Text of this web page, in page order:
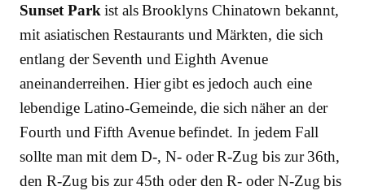
Sunset Park ist als Brooklyns Chinatown bekannt,
mit asiatischen Restaurants und Märkten, die sich
entlang der Seventh und Eighth Avenue
aneinanderreihen. Hier gibt es jedoch auch eine
lebendige Latino-Gemeinde, die sich näher an der
Fourth und Fifth Avenue befindet. In jedem Fall
sollte man mit dem D-, N- oder R-Zug bis zur 36th,
den R-Zug bis zur 45th oder den R- oder N-Zug bis